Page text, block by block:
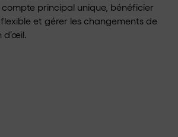
principal unique, bénéficier
et gérer les changements de
d’œil.